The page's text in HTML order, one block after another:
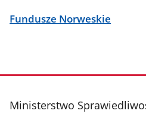
Fundusze Norweskie
stopka
Ministerstwo